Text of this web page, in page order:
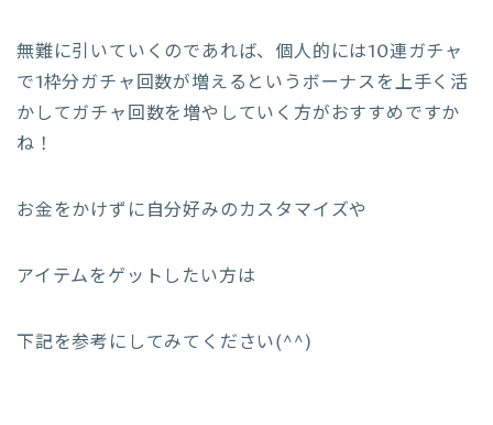
無難に引いていくのであれば、個人的には10連ガチャ
で1枠分ガチャ回数が増えるというボーナスを上手く活
かしてガチャ回数を増やしていく方がおすすめですか
ね！
お金をかけずに自分好みのカスタマイズや
アイテムをゲットしたい方は
下記を参考にしてみてください(^^)